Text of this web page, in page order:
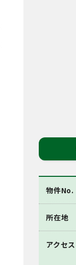
物件No.
所在地
アクセス